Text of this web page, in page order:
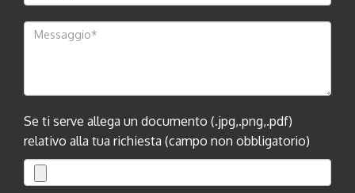
Se ti serve allega un documento (.jpg,.png,.pdf)
relativo alla tua richiesta (campo non obbligatorio)